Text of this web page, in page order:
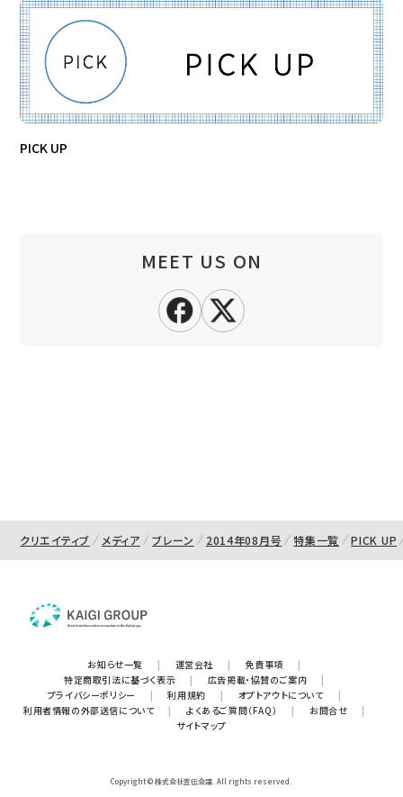
PICK UP
MEET US ON
クリエイティブ メディア ブレーン 2014年08月号 特集一覧 PICK UP
お知らせ一覧 | 運営会社 | 免責事項
|
特定商取引法に基づく表示
| 広告掲載・協賛のご案内
|
プライバシーポリシー
| 利用規約 | オプトアウトについて
|
利用者情報の外部送信について
| よくあるご質問（FAQ） | お問合せ
|
サイトマップ
Copyright © 株式会社宣伝会議. All rights reserved.